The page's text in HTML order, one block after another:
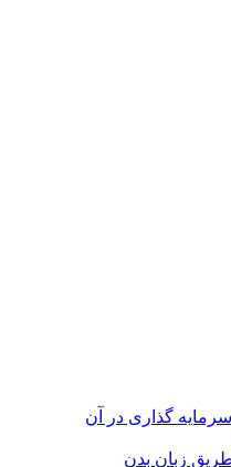
سرمایه گذاری در آن
طریق زبان بدن